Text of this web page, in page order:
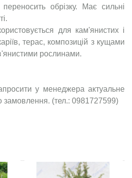
обрізку. Має сильні
для кам'янистих і
терас, композицій з кущами
рослинами.
у менеджера актуальне
замовлення. (тел.: 0981727599)